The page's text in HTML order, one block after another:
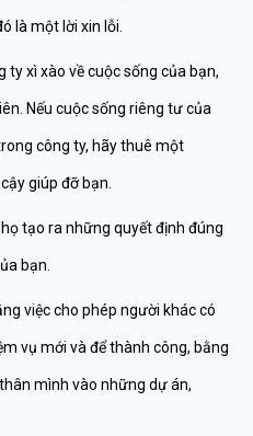
là một lời xin lỗi.
xì xào về cuộc sống của bạn,
Nếu cuộc sống riêng tư của
công ty, hãy thuê một
giúp đỡ bạn.
tạo ra những quyết định đúng
bạn.
việc cho phép người khác có
vụ mới và để thành công, bằng
mình vào những dự án,